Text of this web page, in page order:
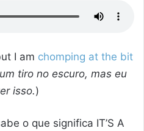
I am chomping at the bit
tiro no escuro, mas eu
isso.)
o que significa IT’S A